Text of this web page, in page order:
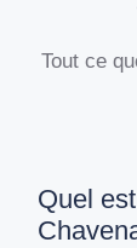
Tout ce
Quel